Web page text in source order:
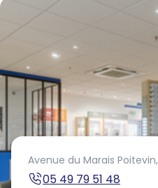
Avenue du Marais Poitevin,
05 49 79 51 48